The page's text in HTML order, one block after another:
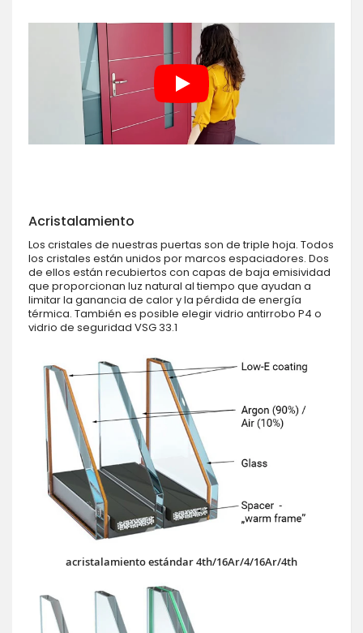
Acristalamiento
Los cristales de nuestras puertas son de triple hoja. Todos
los cristales están unidos por marcos espaciadores. Dos
de ellos están recubiertos con capas de baja emisividad
que proporcionan luz natural al tiempo que ayudan a
limitar la ganancia de calor y la pérdida de energía
térmica. También es posible elegir vidrio antirrobo P4 o
vidrio de seguridad VSG 33.1
acristalamiento estándar 4th/16Ar/4/16Ar/4th